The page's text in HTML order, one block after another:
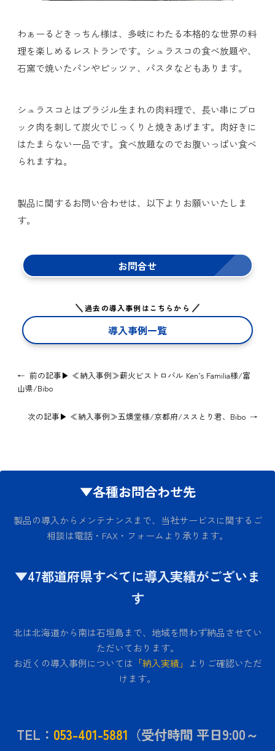
わぁーるどきっちん様は、多岐にわたる本格的な世界の料
理を楽しめるレストランです。シュラスコの食べ放題や、
石窯で焼いたパンやピッツァ、パスタなどもあります。
シュラスコとはブラジル生まれの肉料理で、長い串にブロ
ック肉を刺して炭火でじっくりと焼きあげます。肉好きに
はたまらない一品です。食べ放題なのでお腹いっぱい食べ
られますね。
製品に関するお問い合わせは、以下よりお願いいたしま
す。
お問合せ
過去の導入事例はこちらから
導入事例一覧
← 前の記事▶ ≪納入事例≫薪火ビストロバル Ken’s Familia様/富
山県/Bibo
次の記事▶ ≪納入事例≫五燠堂様/京都府/ススとり君、Bibo →
▼各種お問合わせ先
製品の導入からメンテナンスまで、当社サービスに関するご
相談は電話・FAX・フォームより承ります。
▼47都道府県すべてに導入実績がございま
す
北は北海道から南は石垣島まで、地域を問わず納品させてい
ただいております。
お近くの導入事例については 「納入実績」
よりご確認いただ
けます。
TEL： 053-401-5881 （受付時間 平日9:00～